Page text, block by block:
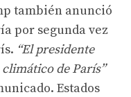
también anunció
por segunda vez
“El presidente
de París”
Estados